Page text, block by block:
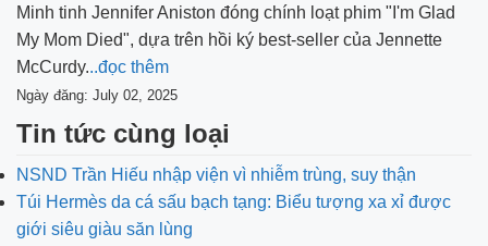
Minh tinh Jennifer Aniston đóng chính loạt phim "I'm Glad
My Mom Died", dựa trên hồi ký best-seller của Jennette
McCurdy...đọc thêm
Ngày đăng: July 02, 2025
Tin tức cùng loại
NSND Trần Hiếu nhập viện vì nhiễm trùng, suy thận
Túi Hermès da cá sấu bạch tạng: Biểu tượng xa xỉ được
giới siêu giàu săn lùng